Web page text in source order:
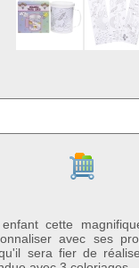
Ajouter au
cette
avec ses
sera fier de